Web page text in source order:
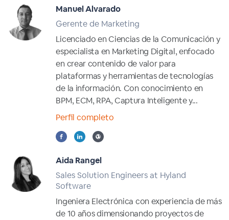
Manuel Alvarado
Gerente de Marketing
Licenciado en Ciencias de la Comunicación y
especialista en Marketing Digital, enfocado
en crear contenido de valor para
plataformas y herramientas de tecnologías
de la información. Con conocimiento en
BPM, ECM, RPA, Captura Inteligente y...
Perfil completo
Aida Rangel
Sales Solution Engineers at Hyland
Software
Ingeniera Electrónica con experiencia de más
de 10 años dimensionando proyectos de